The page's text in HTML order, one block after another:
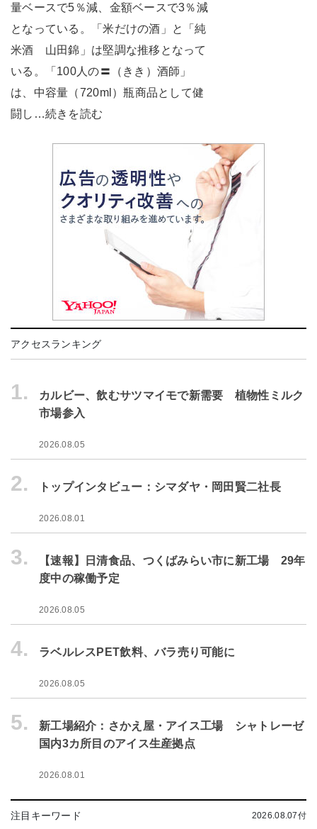
量ベースで5％減、金額ベースで3％減
となっている。「米だけの酒」と「純
米酒 山田錦」は堅調な推移となって
いる。「100人の〓（きき）酒師」
は、中容量（720ml）瓶商品として健
闘し…続きを読む
アクセスランキング
1.
カルビー、飲むサツマイモで新需要 植物性ミルク
市場参入
2026.08.05
2. トップインタビュー：シマダヤ・岡田賢二社長
2026.08.01
3.
【速報】日清食品、つくばみらい市に新工場 29年
度中の稼働予定
2026.08.05
4. ラベルレスPET飲料、バラ売り可能に
2026.08.05
5.
新工場紹介：さかえ屋・アイス工場 シャトレーゼ
国内3カ所目のアイス生産拠点
2026.08.01
注目キーワード 2026.08.07付